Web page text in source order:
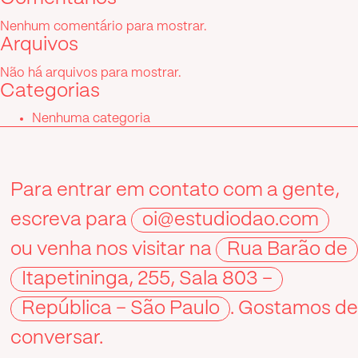
Nenhum comentário para mostrar.
Arquivos
Não há arquivos para mostrar.
Categorias
Nenhuma categoria
Para entrar em contato com a gente,
escreva para
oi@estudiodao.com
ou venha nos visitar na
Rua Barão de
Itapetininga, 255, Sala 803 –
República – São Paulo
. Gostamos de
conversar.